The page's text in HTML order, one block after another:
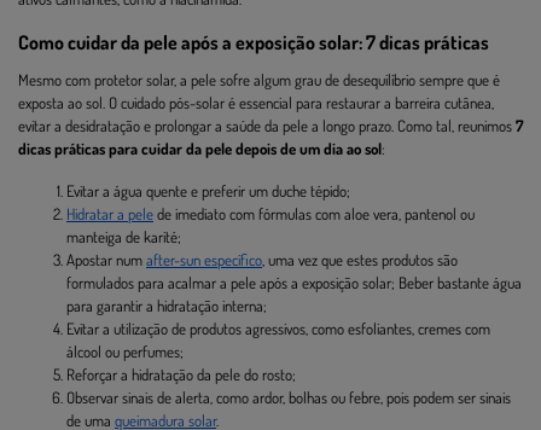
Como cuidar da pele após a exposição solar: 7 dicas práticas
Mesmo com protetor solar, a pele sofre algum grau de desequilíbrio sempre que é
exposta ao sol. O cuidado pós-solar é essencial para restaurar a barreira cutânea,
evitar a desidratação e prolongar a saúde da pele a longo prazo. Como tal, reunimos7
dicas práticas para cuidar da pele depois de um dia ao sol:
Evitar a água quente e preferir um duche tépido;
Hidratar a pelede imediato com fórmulas com aloe vera, pantenol ou
manteiga de karité;
Apostar numafter-sun específico , uma vez que estes produtos são
formulados para acalmar a pele após a exposição solar; Beber bastante água
para garantir a hidratação interna;
Evitar a utilização de produtos agressivos, como esfoliantes, cremes com
álcool ou perfumes;
Reforçar a hidratação da pele do rosto;
Observar sinais de alerta, como ardor, bolhas ou febre, pois podem ser sinais
de uma queimadura solar.